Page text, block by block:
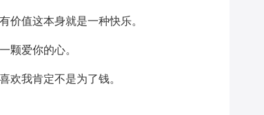
价值这本身就是一种快乐。
颗爱你的心。
欢我肯定不是为了钱。